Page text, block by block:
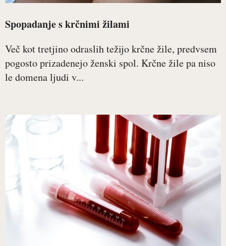
Spopadanje s krčnimi žilami
Več kot tretjino odraslih težijo krčne žile, predvsem
pogosto prizadenejo ženski spol. Krčne žile pa niso
le domena ljudi v...